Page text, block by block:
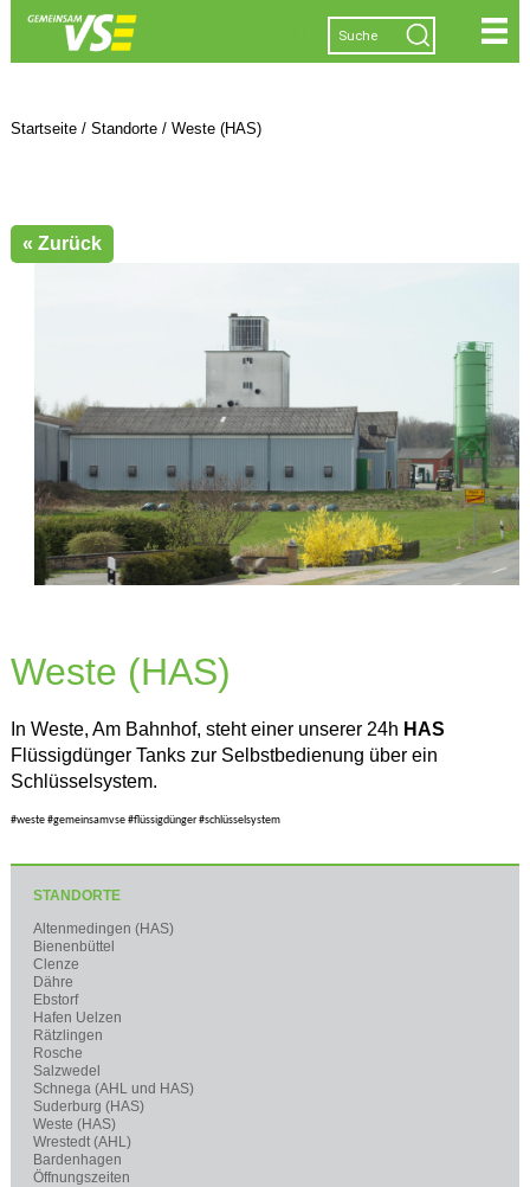
Startseite/ Standorte/ Weste (HAS)
« Zurück
Weste (HAS)
In Weste, Am Bahnhof, steht einer unserer 24h HAS
Flüssigdünger Tanks zur Selbstbedienung über ein
Schlüsselsystem.
#weste #gemeinsamvse #flüssigdünger #schlüsselsystem
STANDORTE
Altenmedingen (HAS)
Bienenbüttel
Clenze
Dähre
Ebstorf
Hafen Uelzen
Rätzlingen
Rosche
Salzwedel
Schnega (AHL und HAS)
Suderburg (HAS)
Weste (HAS)
Wrestedt (AHL)
Bardenhagen
Öffnungszeiten